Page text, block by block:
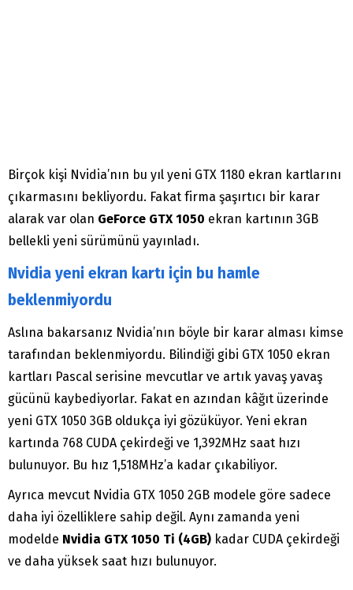
Birçok kişi Nvidia’nın bu yıl yeni GTX 1180 ekran kartlarını
çıkarmasını bekliyordu. Fakat firma şaşırtıcı bir karar
alarak var olan GeForce GTX 1050 ekran kartının 3GB
bellekli yeni sürümünü yayınladı.
Nvidia yeni ekran kartı için bu hamle
beklenmiyordu
Aslına bakarsanız Nvidia’nın böyle bir karar alması kimse
tarafından beklenmiyordu. Bilindiği gibi GTX 1050 ekran
kartları Pascal serisine mevcutlar ve artık yavaş yavaş
gücünü kaybediyorlar. Fakat en azından kâğıt üzerinde
yeni GTX 1050 3GB oldukça iyi gözüküyor. Yeni ekran
kartında 768 CUDA çekirdeği ve 1,392MHz saat hızı
bulunuyor. Bu hız 1,518MHz’a kadar çıkabiliyor.
Ayrıca mevcut Nvidia GTX 1050 2GB modele göre sadece
daha iyi özelliklere sahip değil. Aynı zamanda yeni
modelde Nvidia GTX 1050 Ti (4GB) kadar CUDA çekirdeği
ve daha yüksek saat hızı bulunuyor.